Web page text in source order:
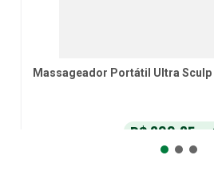
Massageador Portátil Ultra Sculp
R$299,25no
315 00 em